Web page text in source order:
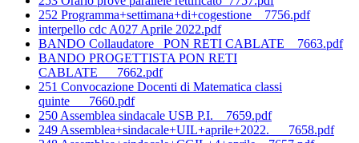
252 Programma+settimana+di+cogestione__7756.pdf
interpello cdc A027 Aprile 2022.pdf
BANDO Collaudatore_ PON RETI CABLATE__7663.pdf
BANDO PROGETTISTA PON RETI
CABLATE___7662.pdf
251 Convocazione Docenti di Matematica classi
quinte___7660.pdf
250 Assemblea sindacale USB P.I.__7659.pdf
249 Assemblea+sindacale+UIL+aprile+2022.___7658.pdf